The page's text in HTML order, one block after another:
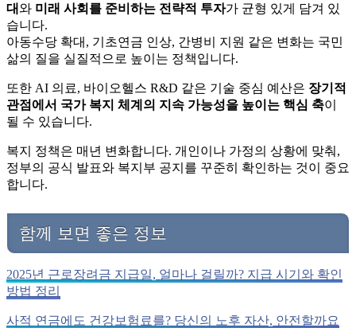
대와 미래 사회를 준비하는 전략적 투자가 균형 있게 담겨 있
습니다.
아동수당 확대, 기초연금 인상, 간병비 지원 같은 변화는 국민
삶의 질을 실질적으로 높이는 정책입니다.
또한 AI 의료, 바이오헬스 R&D 같은 기술 중심 예산은 장기적
관점에서 국가 복지 체계의 지속 가능성을 높이는 핵심 축이
될 수 있습니다.
복지 정책은 매년 변화합니다. 개인이나 가정의 상황에 맞춰,
정부의 공식 발표와 복지부 공지를 꾸준히 확인하는 것이 중요
합니다.
함께 보면 좋은 정보
2025년 근로장려금 지급일, 얼마나 걸릴까? 지급 시기와 확인
방법 정리
사적 연금에도 건강보험료를? 당신의 노후 자산, 안전할까요